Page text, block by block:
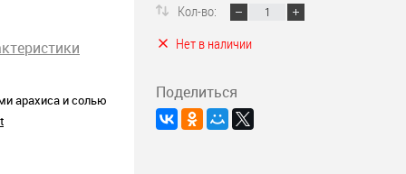
арахиса и солью
Кол-во:
Нет в наличии
Поделиться